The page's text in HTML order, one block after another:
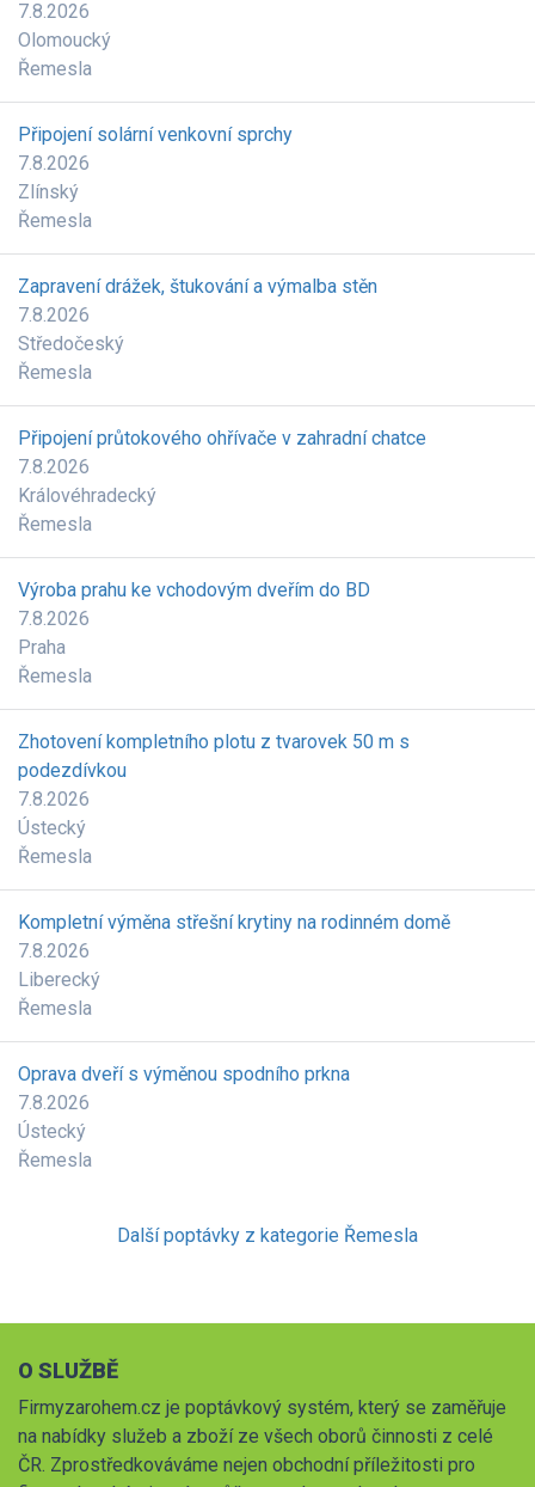
7.8.2026
Olomoucký
Řemesla
Připojení solární venkovní sprchy
7.8.2026
Zlínský
Řemesla
Zapravení drážek, štukování a výmalba stěn
7.8.2026
Středočeský
Řemesla
Připojení průtokového ohřívače v zahradní chatce
7.8.2026
Královéhradecký
Řemesla
Výroba prahu ke vchodovým dveřím do BD
7.8.2026
Praha
Řemesla
Zhotovení kompletního plotu z tvarovek 50 m s
podezdívkou
7.8.2026
Ústecký
Řemesla
Kompletní výměna střešní krytiny na rodinném domě
7.8.2026
Liberecký
Řemesla
Oprava dveří s výměnou spodního prkna
7.8.2026
Ústecký
Řemesla
Další poptávky z kategorie Řemesla
O SLUŽBĚ
Firmyzarohem.cz je poptávkový systém, který se zaměřuje
na nabídky služeb a zboží ze všech oborů činnosti z celé
ČR. Zprostředkováváme nejen obchodní příležitosti pro